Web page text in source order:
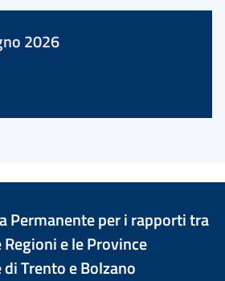
2026
Permanente per i rapporti tra
e le Province
Trento e Bolzano